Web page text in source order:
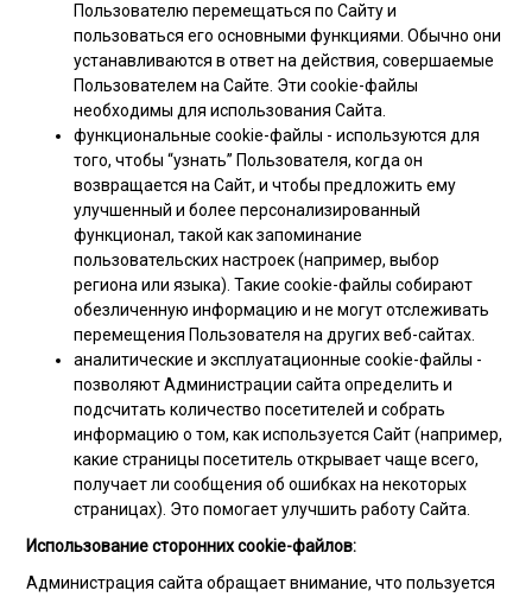
Пользователю перемещаться по Сайту и
пользоваться его основными функциями. Обычно они
устанавливаются в ответ на действия, совершаемые
Пользователем на Сайте. Эти cookie-файлы
необходимы для использования Сайта.
функциональные cookie-файлы - используются для
того, чтобы “узнать” Пользователя, когда он
возвращается на Сайт, и чтобы предложить ему
улучшенный и более персонализированный
функционал, такой как запоминание
пользовательских настроек (например, выбор
региона или языка). Такие cookie-файлы собирают
обезличенную информацию и не могут отслеживать
перемещения Пользователя на других веб-сайтах.
аналитические и эксплуатационные cookie-файлы -
позволяют Администрации сайта определить и
подсчитать количество посетителей и собрать
информацию о том, как используется Сайт (например,
какие страницы посетитель открывает чаще всего,
получает ли сообщения об ошибках на некоторых
страницах). Это помогает улучшить работу Сайта.
Использование сторонних cookie-файлов:
Администрация сайта обращает внимание, что пользуется